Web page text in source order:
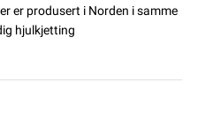
er produsert i Norden i samme
hjulkjetting